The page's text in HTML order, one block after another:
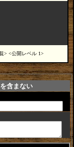
公開レベル 1
含まない